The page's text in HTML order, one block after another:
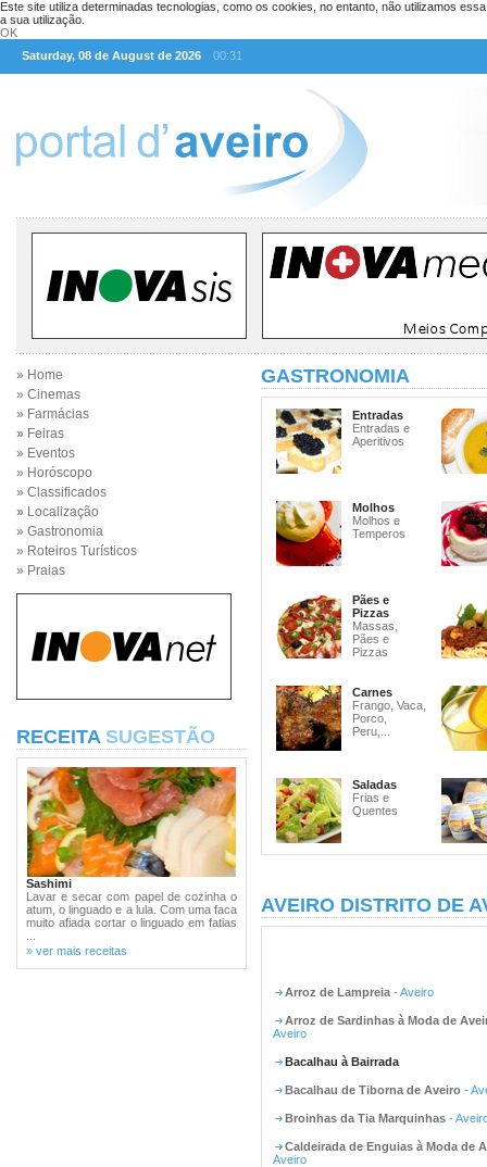
Este site utiliza determinadas tecnologias, como os cookies, no entanto, não utilizamos
a sua utilização.
OK
Saturday, 08 de August de 2026
00:31
» Home
» Cinemas
» Farmácias
» Feiras
» Eventos
» Horóscopo
» Classificados
» Localização
» Gastronomia
» Roteiros Turísticos
» Praias
RECEITA SUGESTÃO
Sashimi
Lavar e secar com papel de cozinha o
atum, o linguado e a lula. Com uma faca
muito afiada cortar o linguado em fatias
» ver mais receitas
GASTRONOMIA
Entradas
Entradas e
Aperitivos
Molhos
Molhos e
Temperos
Pães e
Pizzas
Massas,
Pães e
Pizzas
Carnes
Frango, Vaca,
Porco,
Peru,...
Saladas
Frias e
Quentes
AVEIRO DISTRITO DE
Arroz de Lampreia - Aveiro
Arroz de Sardinhas à Moda de
Aveiro
Bacalhau à Bairrada
Bacalhau de Tiborna de Aveiro -
Broinhas da Tia Marquinhas -
Caldeirada de Enguias à Moda de
Aveiro